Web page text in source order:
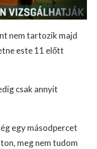
nem tartozik majd
este 11 előtt
csak annyit
egy másodpercet
meg nem tudom